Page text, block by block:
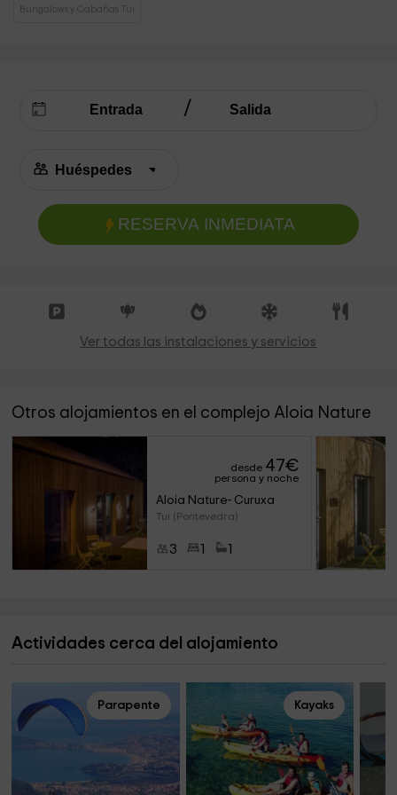
Bungalows y Cabañas Tui
RESERVA INMEDIATA
Ver todas las instalaciones y servicios
Otros alojamientos en el complejo Aloia Nature
desde 47€
persona y noche
Aloia Nature- Curuxa
Tui (Pontevedra)
3
Actividades cerca del alojamiento
Parapente Kayaks